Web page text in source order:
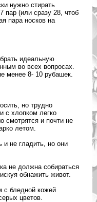
нужно стирать
пар (или сразу 28, чтоб
пара носков на
идеальную
во всех вопросах.
менее 8- 10 рубашек.
но трудно
с хлопком легко
смотрятся и почти не
летом.
и не гладить, но они
не должна собираться
обнажить живот.
с бледной кожей
цветов.